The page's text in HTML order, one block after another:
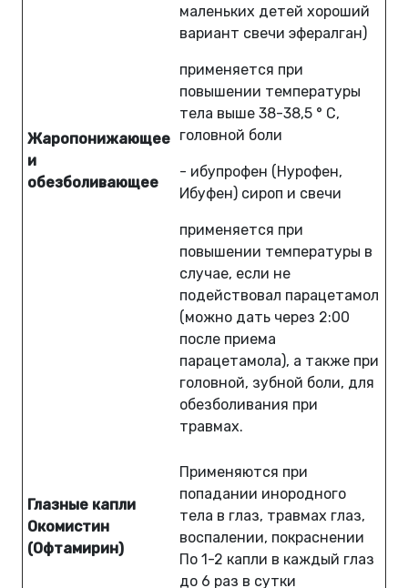
Жаропонижающее
и
обезболивающее
маленьких детей хороший
вариант свечи эфералган)
применяется при
повышении температуры
тела выше 38-38,5 ° С,
головной боли
- ибупрофен (Нурофен,
Ибуфен) сироп и свечи
применяется при
повышении температуры в
случае, если не
подействовал парацетамол
(можно дать через 2:00
после приема
парацетамола), а также при
головной, зубной боли, для
обезболивания при
травмах.
Глазные капли
Окомистин
(Офтамирин)
Применяются при
попадании инородного
тела в глаз, травмах глаз,
воспалении, покраснении
По 1-2 капли в каждый глаз
до 6 раз в сутки